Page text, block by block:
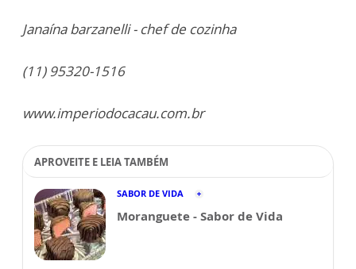
Janaína barzanelli - chef de cozinha
(11) 95320-1516
www.imperiodocacau.com.br
APROVEITE E LEIA TAMBÉM
SABOR DE VIDA
Moranguete - Sabor de Vida